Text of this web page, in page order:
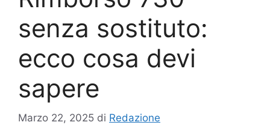
senza sostituto:
ecco cosa devi
sapere
Marzo 22, 2025 di Redazione